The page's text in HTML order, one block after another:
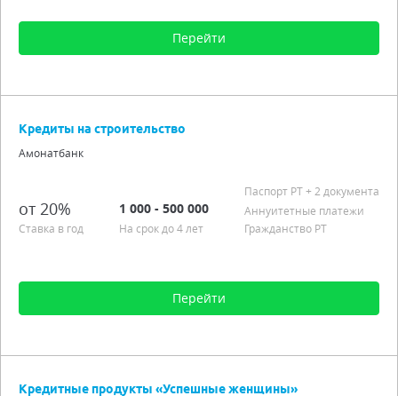
Перейти
Процентная ставка от 20,00%
Аннуитетные платежи
Подробно
Кредиты на строительство
Амонатбанк
от 20%
Ставка в год
1 000 - 500 000
На срок до 4 лет
Паспорт РT+ 2 документа
Аннуитетные платежи
Гражданство РТ
Перейти
Кредитные продукты «Успешные женщины»